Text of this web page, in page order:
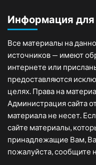
Информация для
Все материалы на
источников — имеют
интернете или
предоставляются
целях. Права на
Администрация сайта
материала не несет.
сайте материалы,
принадлежащие Вам,
пожалуйста, сообщите